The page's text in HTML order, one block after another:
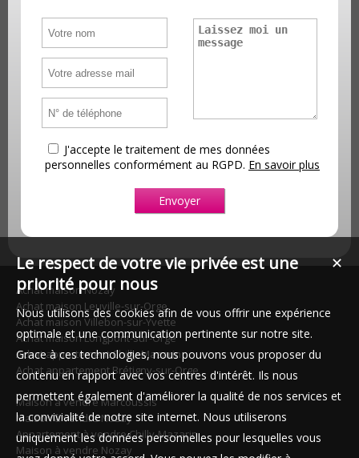
J'accepte le traitement de mes données
personnelles conformément au RGPD. En savoir plus
Achat maison Nozay
Achat maison Leuville-sur-Orge
Achat maison Villebon-sur-Yvette
Achat maison Longpont-sur-Orge
Achat appartement Chilly-Mazarin
Achat appartement Brétigny-sur-Orge
Maison à vendre Marcoussis
Maison à vendre Nozay
Appartement à vendre Chilly-Mazarin
Maison à vendre Nozay
✕
Le respect de votre vie privée est une
priorité pour nous
Nous utilisons des cookies afin de vous offrir une expérience
optimale et une communication pertinente sur notre site.
Grace à ces technologies, nous pouvons vous proposer du
contenu en rapport avec vos centres d'intérêt. Ils nous
permettent également d'améliorer la qualité de nos services et
la convivialité de notre site internet. Nous utiliserons
uniquement les données personnelles pour lesquelles vous